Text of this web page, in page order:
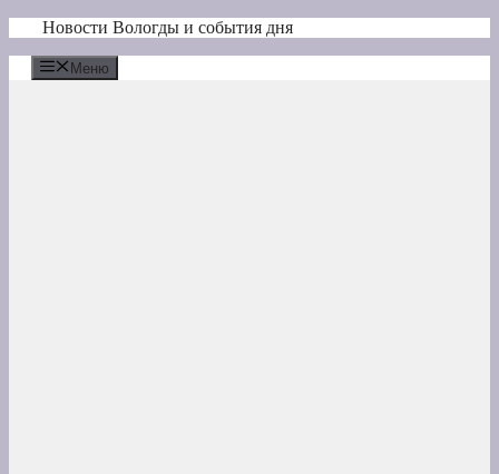
Перейти
содержимому
Новости Вологды и события дня
Меню